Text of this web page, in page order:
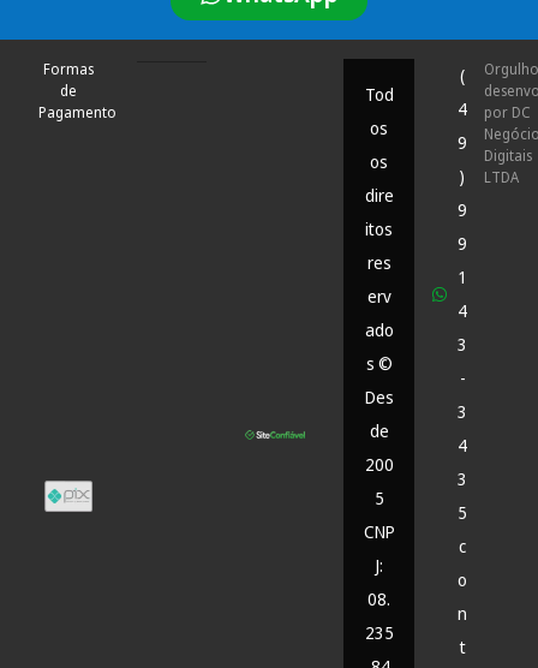
Formas
de
Pagamento
Tod
os
os
dire
itos
res
erv
ado
s ©
Des
de
200
5
CNP
J:
08.
235
(
4
9
)
9
9
1
4
3
-
3
4
3
5
c
o
n
t
por DC
Digitais
LTDA